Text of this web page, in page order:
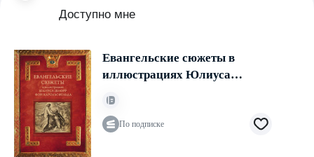
Доступно мне
Евангельские сюжеты в
иллюстрациях Юлиуса
По подписке